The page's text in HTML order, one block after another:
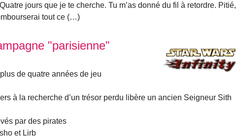
jours que je te cherche. Tu m’as donné du fil à retordre. Pitié,
tout ce (…)
"parisienne"
de quatre années de jeu
à la recherche d’un trésor perdu libère un ancien Seigneur Sith
par des pirates
et Lirb